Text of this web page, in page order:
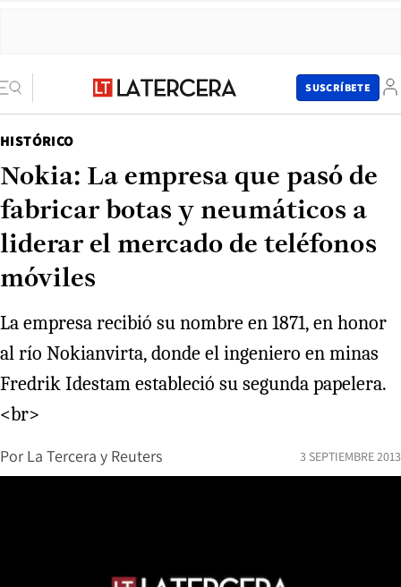
SUSCRÍBETE
HISTÓRICO
Nokia: La empresa que pasó de
fabricar botas y neumáticos a
liderar el mercado de teléfonos
móviles
La empresa recibió su nombre en 1871, en honor
al río Nokianvirta, donde el ingeniero en minas
Fredrik Idestam estableció su segunda papelera.
<br>
Por La Tercera y Reuters 3 SEPTIEMBRE 2013